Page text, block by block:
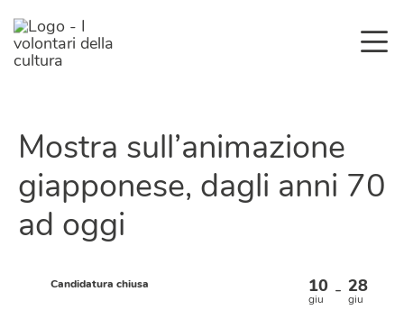
Mostra sull’animazione
giapponese, dagli anni 70
ad oggi
Candidatura chiusa 10
giu
– 28
giu